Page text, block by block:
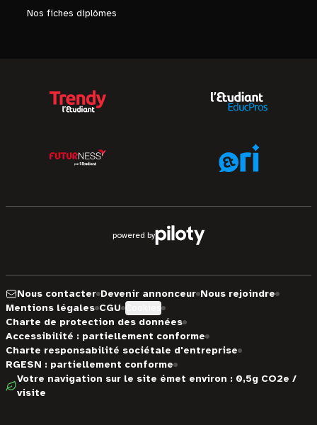
Nos fiches diplômes
powered by
Nous contacter Devenir annonceur Nous rejoindre
Mentions légales CGU
Charte de protection des données
Accessibilité : partiellement conforme
Charte responsabilité sociétale d'entreprise
RGESN : partiellement conforme
Votre navigation sur le site émet environ : 0,5g CO2e /
visite